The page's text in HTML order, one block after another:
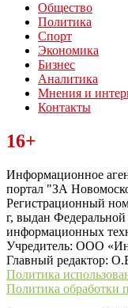
Общество
Политика
Спорт
Экономика
Бизнес
Аналитика
Мнения и
Контакты
Читайте последние
“ЗаНовомосковск”
16+
Информационное
портал "ЗА
Регистрационный
г, выдан
информационных
Учредитель: ООО
Главный редактор:
Политика
Политика обработки